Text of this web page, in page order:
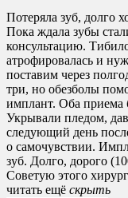
Потеряла зуб, долго
Пока ждала зубы
консультацию.
атрофировалась и
поставим через
три, но обезболы
имплант. Оба приема
Укрывали пледом,
следующий день
о самочувствии.
зуб. Долго, дорого
Советую этого
читать ещё cкрыть